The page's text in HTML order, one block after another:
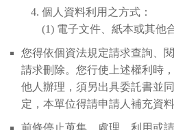
個人資料利用之方式：
(1) 電子文件、紙本或其他
您得依個資法規定請求查詢、
請求刪除。您行使上述權利時
他人辦理，須另出具委託書並
定，本單位得請申請人補充資料
前條停止蒐集、處理、利用或